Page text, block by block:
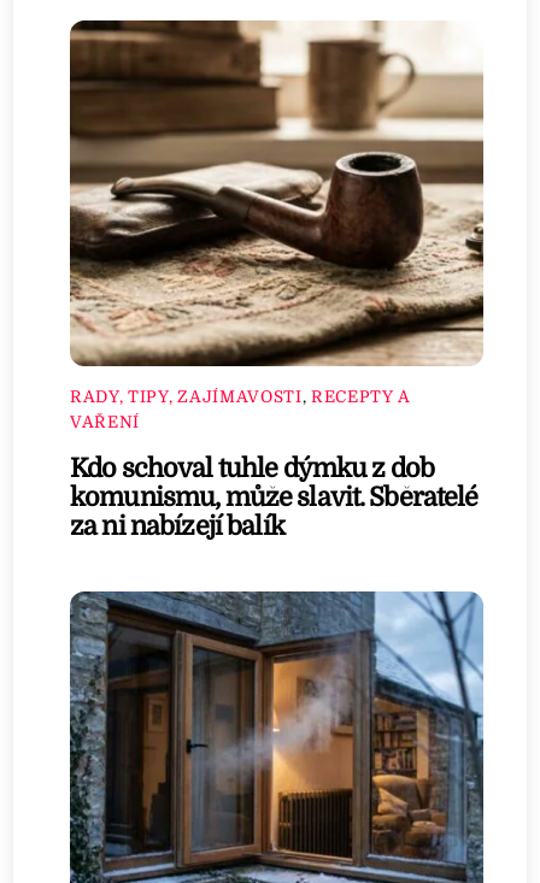
RADY, TIPY, ZAJÍMAVOSTI, RECEPTY A
VAŘENÍ
Kdo schoval tuhle dýmku z dob
komunismu, může slavit. Sběratelé
za ni nabízejí balík